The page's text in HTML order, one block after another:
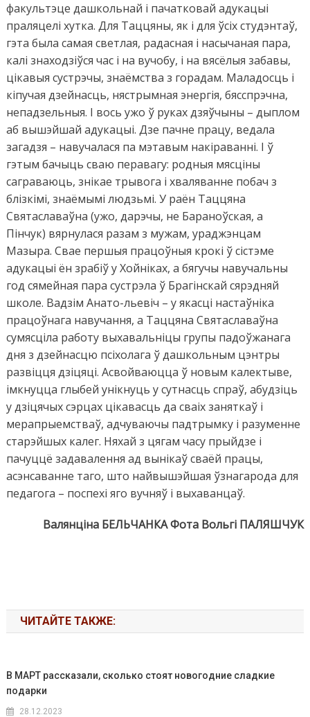
факультэце дашкольнай і пачатковай адукацыі
праляцелі хутка. Для Таццяны, як і для ўсіх студэнтаў,
гэта была самая светлая, радасная і насычаная пара,
калі знаходзіўся час і на вучобу, і на вясёлыя забавы,
цікавыя сустрэчы, знаёмства з горадам. Маладосць і
кіпучая дзейнасць, нястрымная энергія, бясспрэчна,
непадзельныя. І вось ужо ў руках дзяўчыны – дыплом
аб вышэйшай адукацыі. Дзе пачне працу, ведала
загадзя – навучалася па мэтавым накіраванні. І ў
гэтым бачыць сваю перавагу: родныя мясціны
саграваюць, знікае трывога і хваляванне побач з
блізкімі, знаёмымі людзьмі. У раён Таццяна
Святаславаўна (ужо, дарэчы, не Бараноўская, а
Пінчук) вярнулася разам з мужам, ураджэнцам
Мазыра. Свае першыя працоўныя крокі ў сістэме
адукацыі ён зрабіў у Хойніках, а бягучы навучальны
год сямейная пара сустрэла ў Брагінскай сярэдняй
школе. Вадзім Анато-льевіч – у якасці настаўніка
працоўнага навучання, а Таццяна Святаславаўна
сумясціла работу выхавальніцы групы падоўжанага
дня з дзейнасцю псіхолага ў дашкольным цэнтры
развіцця дзіцяці. Асвойваюцца ў новым калектыве,
імкнуцца глыбей унікнуць у сутнасць спраў, абудзіць
у дзіцячых сэрцах цікавасць да сваіх заняткаў і
мерапрыемстваў, адчуваючы падтрымку і разуменне
старэйшых калег. Няхай з цягам часу прыйдзе і
пачуццё задавалення ад вынікаў сваёй працы,
асэнсаванне таго, што найвышэйшая ўзнагарода для
педагога – поспехі яго вучняў і выхаванцаў.
Валянціна БЕЛЬЧАНКАФота Вольгі ПАЛЯШЧУК
ЧИТАЙТЕ ТАКЖЕ:
В МАРТ рассказали, сколько стоят новогодние сладкие
подарки
28.12.2023